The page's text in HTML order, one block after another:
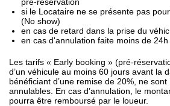
si le Locataire ne se présente pas
(No show)
en cas de retard dans la prise du
en cas d'annulation faite moins de
Les tarifs « Early booking » (pré-
d’un véhicule au moins 60 jours avant la
bénéficiant d’une remise de 20%, ne
annulables. En cas d’annulation, le
pourra être remboursé par le loueur.